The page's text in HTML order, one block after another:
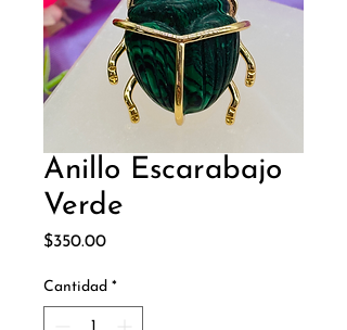
Anillo Escarabajo
Verde
$350.00Precio
Cantidad *